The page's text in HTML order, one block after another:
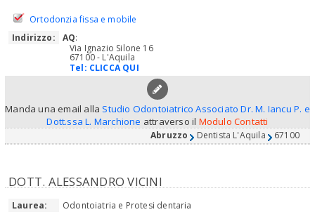
Ortodonzia fissa e mobile
Indirizzo:
AQ:
Via Ignazio Silone 16
67100 - L'Aquila
Tel: CLICCA QUI
Manda una email alla Studio Odontoiatrico Associato Dr. M. Iancu P. e
Dott.ssa L. Marchione attraverso il Modulo Contatti
Abruzzo Dentista L'Aquila 67100
DOTT. ALESSANDRO VICINI
Laurea: Odontoiatria e Protesi dentaria